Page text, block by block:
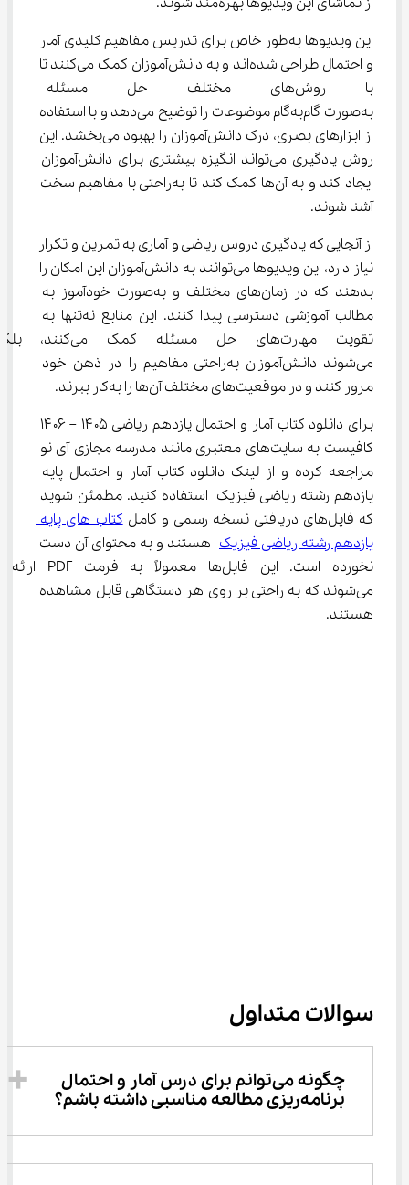
این ویدیوها به‌طور خاص برای تدریس مفاهیم کلیدی آمار
و احتمال طراحی شده‌اند و به دانش‌آموزان کمک می‌کنند تا
با روش‌های مختلف حل
به‌صورت گام‌به‌گام موضوعات را توضیح می‌دهد و با استفاده
از ابزارهای بصری، درک دانش‌آموزان را بهبود می‌بخشد. این
روش یادگیری می‌تواند انگیزه بیشتری برای دانش‌آموزان
ایجاد کند و به آن‌ها کمک کند تا به‌راحتی با مفاهیم سخت
آشنا شوند.
از آنجایی که یادگیری دروس ریاضی و آماری به تمرین و تکرار
نیاز دارد، این ویدیوها می‌توانند به دانش‌آموزان این امکان را
بدهند که در زمان‌های مختلف و به‌صورت خودآموز به
مطالب آموزشی دسترسی پیدا کنند. این منابع نه‌تنها به
تقویت مهارت‌های حل مسئله
می‌شوند دانش‌آموزان به‌راحتی مفاهیم را در ذهن خود
مرور کنند و در موقعیت‌های مختلف آن‌ها را به‌کار ببرند.
کافیست به سایت‌های معتبری مانند مدرسه مجازی آی نو
مراجعه کرده و از لینک دانلود کتاب آمار و احتمال پایه
یازدهم رشته ریاضی فیزیک استفاده کنید. مطمئن شوید
که فایل‌های دریافتی نسخه رسمی و کامل
کتاب های پایه
یازدهم رشته ریاضی فیزیک هستند و به محتوای آن دست
نخورده است. این فایل‌ها معمولاً به فرمت PDF ارائه
می‌شوند که به راحتی بر روی هر دستگاهی قابل مشاهده
هستند.
سوالات متداول
چگونه می‌توانم برای درس آمار و احتمال
برنامه‌ریزی مطالعه مناسبی داشته باشم؟